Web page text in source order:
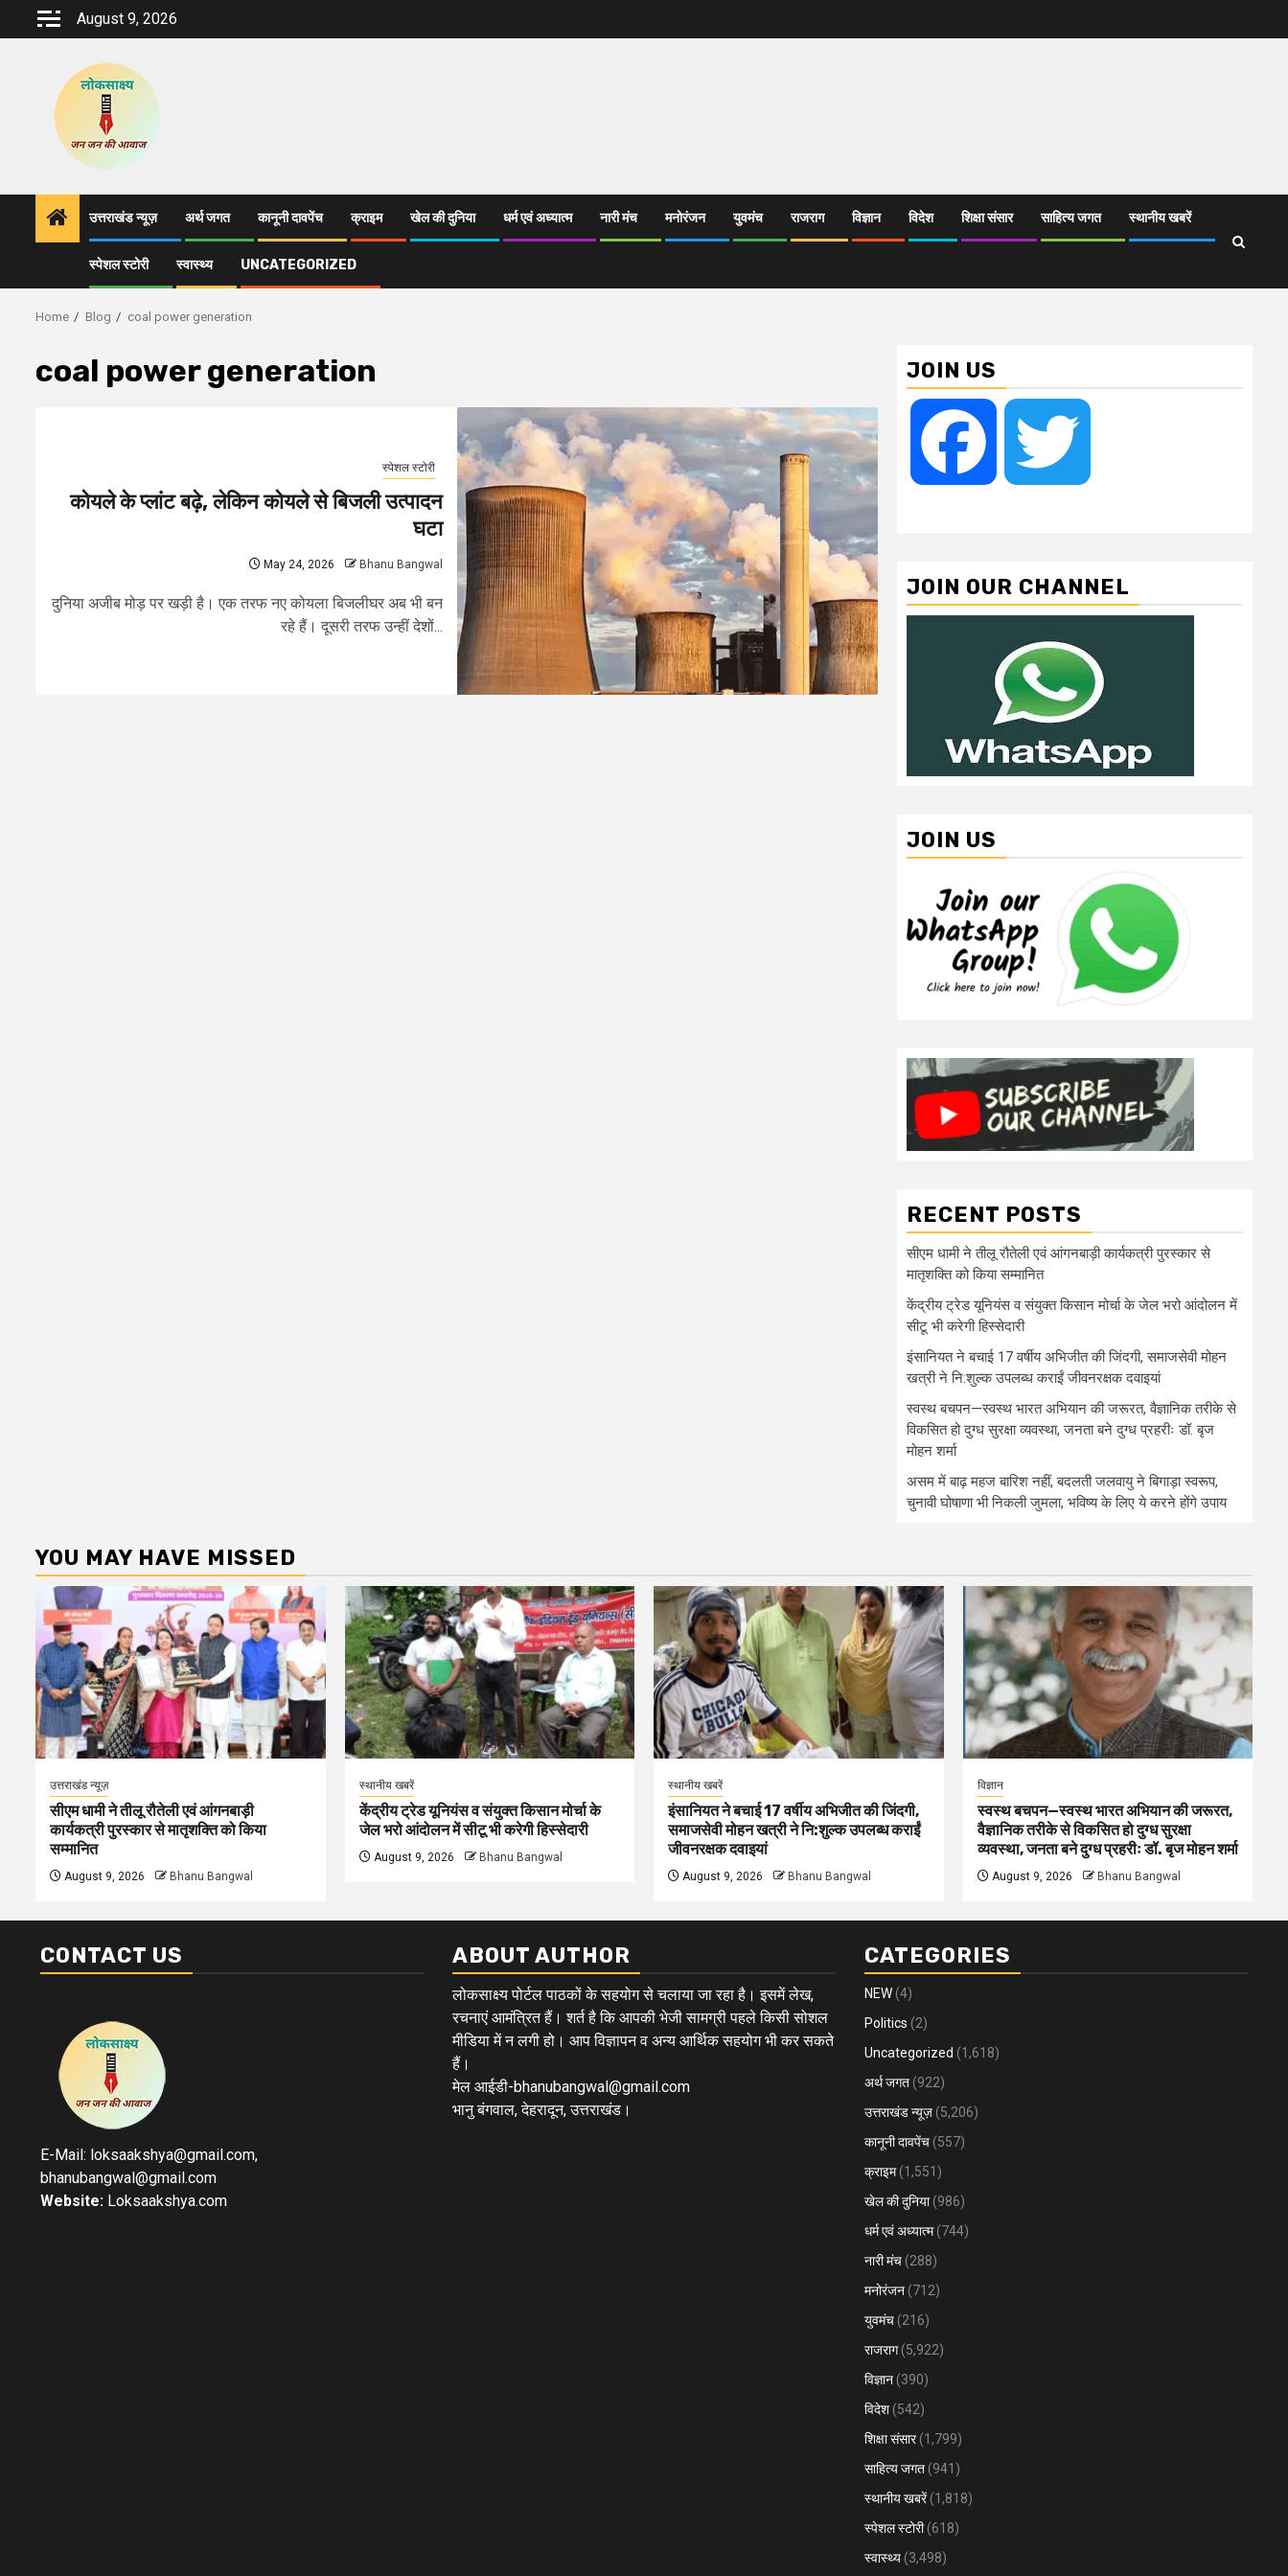
August 9, 2026
उत्तराखंड न्यूज़ अर्थ जगत कानूनी दावपेंच क्राइम खेल की दुनिया धर्म एवं अध्यात्म नारी मंच मनोरंजन युवमंच राजराग विज्ञान विदेश शिक्षा संसार साहित्य जगत स्थानीय खबरें
स्पेशल स्टोरी स्वास्थ्य UNCATEGORIZED
Home Blog coal power generation
coal power generation
स्पेशल स्टोरी
कोयले के प्लांट बढ़े, लेकिन कोयले से बिजली उत्पादन
घटा
May 24, 2026 Bhanu Bangwal
दुनिया अजीब मोड़ पर खड़ी है। एक तरफ नए कोयला बिजलीघर अब भी बन
रहे हैं। दूसरी तरफ उन्हीं देशों...
JOIN US
Facebook
JOIN OUR CHANNEL
JOIN US
RECENT POSTS
सीएम धामी ने तीलू रौतेली एवं आंगनबाड़ी कार्यकत्री पुरस्कार से
मातृशक्ति को किया सम्मानित
केंद्रीय ट्रेड यूनियंस व संयुक्त किसान मोर्चा के जेल भरो आंदोलन में
सीटू भी करेगी हिस्सेदारी
इंसानियत ने बचाई 17 वर्षीय अभिजीत की जिंदगी, समाजसेवी मोहन
खत्री ने नि:शुल्क उपलब्ध कराईं जीवनरक्षक दवाइयां
स्वस्थ बचपन—स्वस्थ भारत अभियान की जरूरत, वैज्ञानिक तरीके से
विकसित हो दुग्ध सुरक्षा व्यवस्था, जनता बने दुग्ध प्रहरीः डॉ. बृज
मोहन शर्मा
असम में बाढ़ महज बारिश नहीं, बदलती जलवायु ने बिगाड़ा स्वरूप,
चुनावी घोषाणा भी निकली जुमला, भविष्य के लिए ये करने होंगे उपाय
YOU MAY HAVE MISSED
उत्तराखंड न्यूज़
सीएम धामी ने तीलू रौतेली एवं आंगनबाड़ी
कार्यकत्री पुरस्कार से मातृशक्ति को किया
सम्मानित
August 9, 2026 Bhanu Bangwal
स्थानीय खबरें
केंद्रीय ट्रेड यूनियंस व संयुक्त किसान मोर्चा के
जेल भरो आंदोलन में सीटू भी करेगी हिस्सेदारी
August 9, 2026 Bhanu Bangwal
स्थानीय खबरें
इंसानियत ने बचाई 17 वर्षीय अभिजीत की जिंदगी,
समाजसेवी मोहन खत्री ने नि:शुल्क उपलब्ध कराईं
जीवनरक्षक दवाइयां
August 9, 2026 Bhanu Bangwal
विज्ञान
स्वस्थ बचपन—स्वस्थ भारत अभियान की जरूरत,
वैज्ञानिक तरीके से विकसित हो दुग्ध सुरक्षा
व्यवस्था, जनता बने दुग्ध प्रहरीः डॉ. बृज मोहन शर्मा
August 9, 2026 Bhanu Bangwal
CONTACT US
E-Mail: loksaakshya@gmail.com,
bhanubangwal@gmail.com
Website: Loksaakshya.com
ABOUT AUTHOR
लोकसाक्ष्य पोर्टल पाठकों के सहयोग से चलाया जा रहा है। इसमें लेख,
रचनाएं आमंत्रित हैं। शर्त है कि आपकी भेजी सामग्री पहले किसी सोशल
मीडिया में न लगी हो। आप विज्ञापन व अन्य आर्थिक सहयोग भी कर सकते
हैं।
मेल आईडी-bhanubangwal@gmail.com
भानु बंगवाल, देहरादून, उत्तराखंड।
CATEGORIES
NEW (4)
Politics (2)
Uncategorized (1,618)
अर्थ जगत (922)
उत्तराखंड न्यूज़ (5,206)
कानूनी दावपेंच (557)
क्राइम(1,551)
खेल की दुनिया(986)
धर्म एवं अध्यात्म(744)
नारी मंच (288)
मनोरंजन (712)
युवमंच (216)
राजराग(5,922)
विज्ञान (390)
विदेश (542)
शिक्षा संसार(1,799)
साहित्य जगत (941)
स्थानीय खबरें(1,818)
स्पेशल स्टोरी(618)
स्वास्थ्य (3,498)